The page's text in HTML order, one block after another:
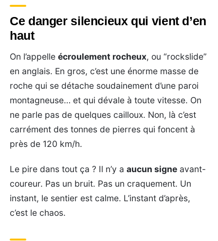
Ce danger silencieux qui vient d’en
haut
On l’appelle écroulement rocheux, ou “rockslide”
en anglais. En gros, c’est une énorme masse de
roche qui se détache soudainement d’une paroi
montagneuse… et qui dévale à toute vitesse. On
ne parle pas de quelques cailloux. Non, là c’est
carrément des tonnes de pierres qui foncent à
près de 120 km/h.
Le pire dans tout ça ? Il n’y a aucun signe avant-
coureur. Pas un bruit. Pas un craquement. Un
instant, le sentier est calme. L’instant d’après,
c’est le chaos.